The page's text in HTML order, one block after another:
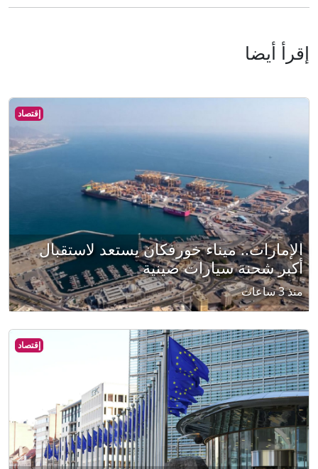
إقرأ أيضا
إقتصاد
الإمارات.. ميناء خورفكان يستعد لاستقبال
أكبر شحنة سيارات صينية
منذ 3 ساعات
إقتصاد